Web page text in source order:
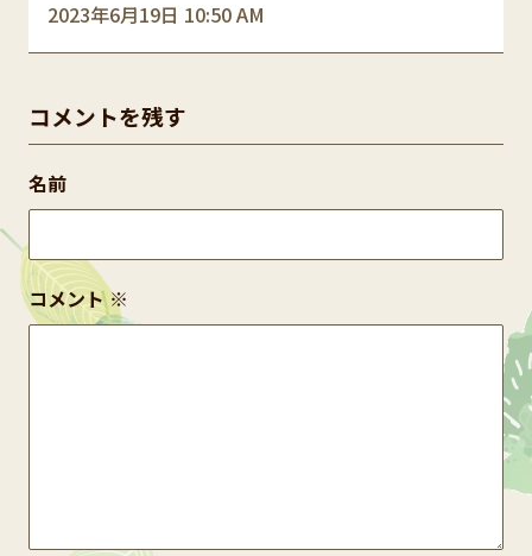
2023年6月19日 10:50 AM
コメントを残す
コメント※
名前